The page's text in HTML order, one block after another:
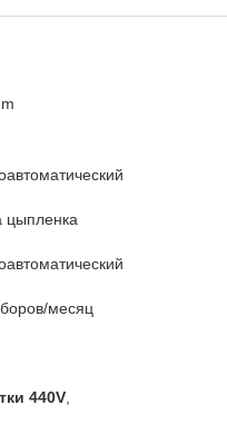
цыпленка
месяц
440V